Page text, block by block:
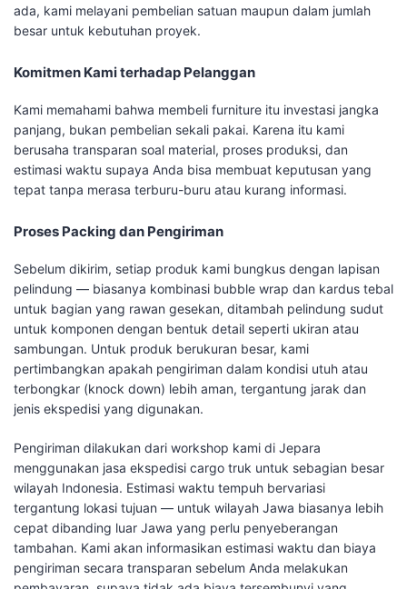
ada, kami melayani pembelian satuan maupun dalam jumlah
besar untuk kebutuhan proyek.
Komitmen Kami terhadap Pelanggan
Kami memahami bahwa membeli furniture itu investasi jangka
panjang, bukan pembelian sekali pakai. Karena itu kami
berusaha transparan soal material, proses produksi, dan
estimasi waktu supaya Anda bisa membuat keputusan yang
tepat tanpa merasa terburu-buru atau kurang informasi.
Proses Packing dan Pengiriman
Sebelum dikirim, setiap produk kami bungkus dengan lapisan
pelindung — biasanya kombinasi bubble wrap dan kardus tebal
untuk bagian yang rawan gesekan, ditambah pelindung sudut
untuk komponen dengan bentuk detail seperti ukiran atau
sambungan. Untuk produk berukuran besar, kami
pertimbangkan apakah pengiriman dalam kondisi utuh atau
terbongkar (knock down) lebih aman, tergantung jarak dan
jenis ekspedisi yang digunakan.
Pengiriman dilakukan dari workshop kami di Jepara
menggunakan jasa ekspedisi cargo truk untuk sebagian besar
wilayah Indonesia. Estimasi waktu tempuh bervariasi
tergantung lokasi tujuan — untuk wilayah Jawa biasanya lebih
cepat dibanding luar Jawa yang perlu penyeberangan
tambahan. Kami akan informasikan estimasi waktu dan biaya
pengiriman secara transparan sebelum Anda melakukan